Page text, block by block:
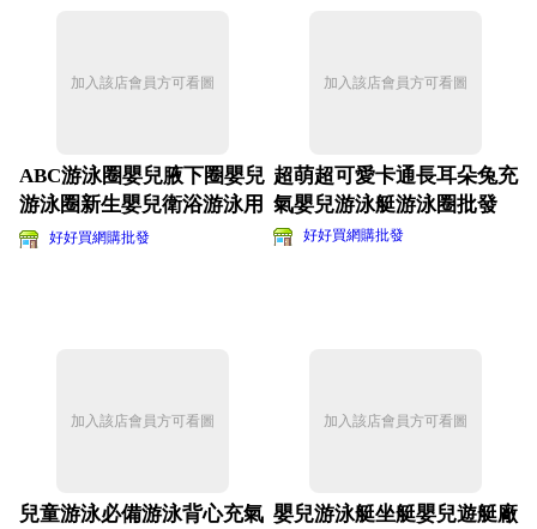
加入該店會員方可看圖
ABC游泳圈嬰兒腋下圈嬰兒
游泳圈新生嬰兒衛浴游泳用
品大號好好買網購批發
加入該店會員方可看圖
超萌超可愛卡通長耳朵兔充
氣嬰兒游泳艇游泳圈批發
好好買網購批發
加入該店會員方可看圖
兒童游泳必備游泳背心充氣
加入該店會員方可看圖
嬰兒游泳艇坐艇嬰兒遊艇廠